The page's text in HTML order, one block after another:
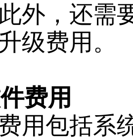
外，还需
级费用。
费用
用包括系